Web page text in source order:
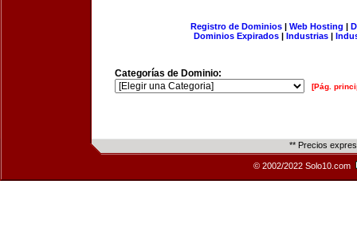
Registro de Dominios| Web Hosting |
Dominios Expirados | Industrias |
Categorías de Dominio:
[Pág.
** Precios
© 2002/2022 Solo10.com